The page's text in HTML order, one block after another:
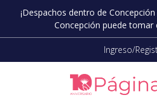
¡Despachos dentro de
Concepción puede tomar
Ingreso/